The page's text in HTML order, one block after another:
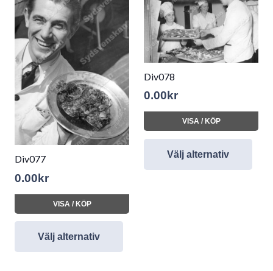
Div077
0.00kr
VISA / KÖP
Välj alternativ
Div078
0.00 kr
VISA / KÖP
Välj alternativ